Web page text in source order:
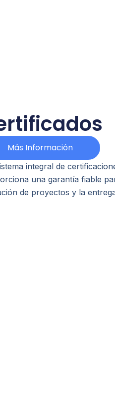
Más Información
integral de
una garantía fiable
de proyectos y la